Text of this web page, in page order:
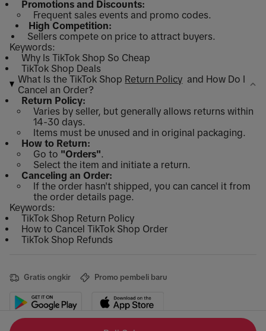
Promotions and Discounts:
Frequent sales events and promo codes.
High Competition:
Sellers compete on price to attract buyers.
Keywords:
Why Is TikTok Shop So Cheap
TikTok Shop Deals
What Is the TikTok Shop Return Policy and How Do I
Cancel an Order?
Return Policy:
Varies by seller, but generally allows returns within
14-30 days.
Items must be unused and in original packaging.
How to Return:
Go to "Orders".
Select the item and initiate a return.
Canceling an Order:
If the order hasn't shipped, you can cancel it from
the order details page.
Keywords:
TikTok Shop Return Policy
How to Cancel TikTok Shop Order
TikTok Shop Refunds
Gratis ongkir Promo pembeli baru